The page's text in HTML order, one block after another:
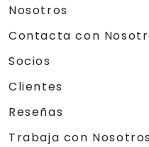
Nosotros
Contacta con
Socios
Clientes
Reseñas
Trabaja con Nosotros